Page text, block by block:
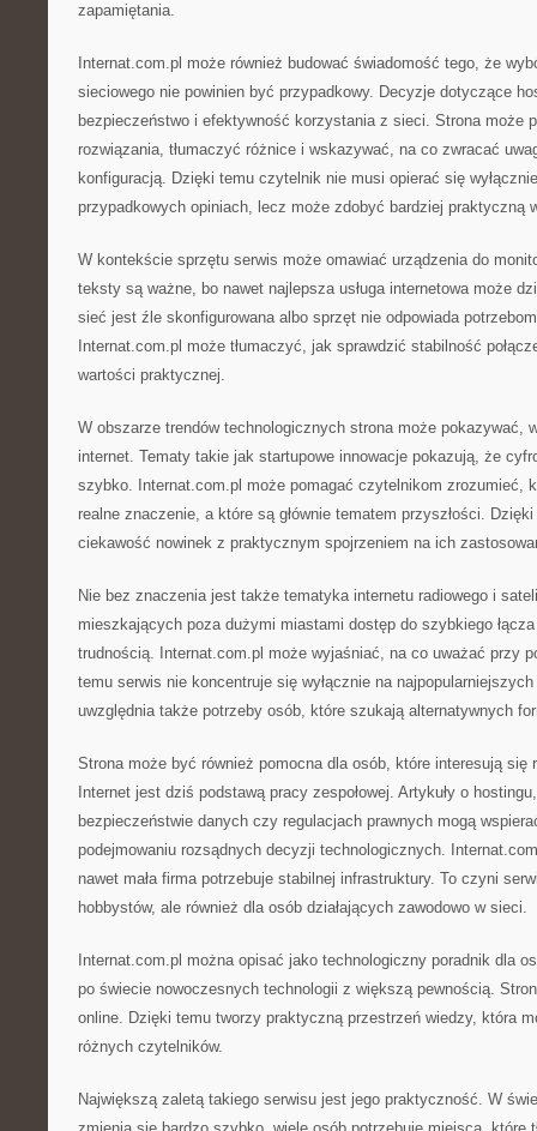
zapamiętania.
Internat.com.pl może również budować świadomość tego, że
sieciowego nie powinien być przypadkowy. Decyzje dotyczące
bezpieczeństwo i efektywność korzystania z sieci. Strona może
rozwiązania, tłumaczyć różnice i wskazywać, na co zwracać
konfiguracją. Dzięki temu czytelnik nie musi opierać się
przypadkowych opiniach, lecz może zdobyć bardziej praktyczną
W kontekście sprzętu serwis może omawiać urządzenia do
teksty są ważne, bo nawet najlepsza usługa internetowa może
sieć jest źle skonfigurowana albo sprzęt nie odpowiada
Internat.com.pl może tłumaczyć, jak sprawdzić stabilność
wartości praktycznej.
W obszarze trendów technologicznych strona może pokazywać,
internet. Tematy takie jak startupowe innowacje pokazują, że
szybko. Internat.com.pl może pomagać czytelnikom zrozumieć,
realne znaczenie, a które są głównie tematem przyszłości.
ciekawość nowinek z praktycznym spojrzeniem na ich
Nie bez znaczenia jest także tematyka internetu radiowego i
mieszkających poza dużymi miastami dostęp do szybkiego
trudnością. Internat.com.pl może wyjaśniać, na co uważać przy
temu serwis nie koncentruje się wyłącznie na
uwzględnia także potrzeby osób, które szukają alternatywnych
Strona może być również pomocna dla osób, które interesują się
Internet jest dziś podstawą pracy zespołowej. Artykuły o
bezpieczeństwie danych czy regulacjach prawnych mogą
podejmowaniu rozsądnych decyzji technologicznych.
nawet mała firma potrzebuje stabilnej infrastruktury. To czyni
hobbystów, ale również dla osób działających zawodowo w sieci.
Internat.com.pl można opisać jako technologiczny poradnik dla
po świecie nowoczesnych technologii z większą pewnością.
online. Dzięki temu tworzy praktyczną przestrzeń wiedzy, która
różnych czytelników.
Największą zaletą takiego serwisu jest jego praktyczność. W